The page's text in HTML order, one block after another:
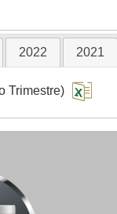
2022 2021
Trimestre)